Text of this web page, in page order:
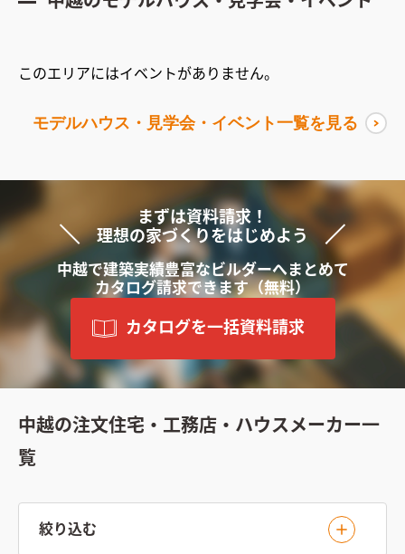
このエリアにはイベントがありません。
モデルハウス・見学会・イベント一覧を見る
まずは資料請求！
理想の家づくりをはじめよう
中越で建築実績豊富なビルダーへまとめて
カタログ請求できます（無料）
カタログを一括資料請求
中越の注文住宅・工務店・ハウスメーカー一
覧
絞り込む